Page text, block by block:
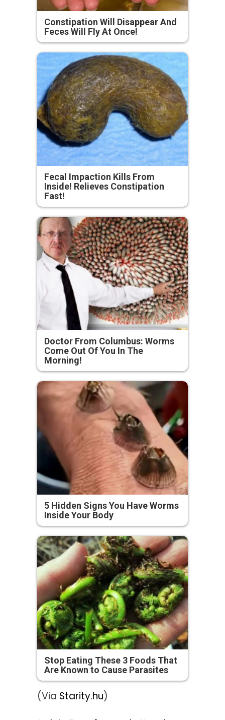
Constipation Will Disappear And
Feces Will Fly At Once!
Fecal Impaction Kills From
Inside! Relieves Constipation
Fast!
Doctor From Columbus: Worms
Come Out Of You In The
Morning!
5 Hidden Signs You Have Worms
Inside Your Body
Stop Eating These 3 Foods That
Are Known to Cause Parasites
(Via Starity.hu)